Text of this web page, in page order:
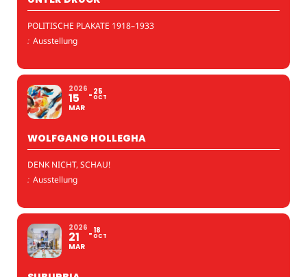
POLITISCHE PLAKATE 1918–1933
: Ausstellung
2026
15
MAR
25
OCT
WOLFGANG HOLLEGHA
DENK NICHT, SCHAU!
: Ausstellung
2026
21
MAR
18
OCT